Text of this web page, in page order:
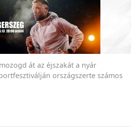
át az éjszakát a nyár
országszerte számos